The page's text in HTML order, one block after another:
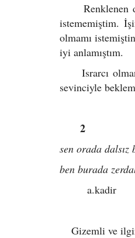
Renklenen
istememiştim.
olmamı
iyi anlamıştım.
Israrcı
sevinciyle
2
sen orada
ben burada
a.kadir
Gizemli ve